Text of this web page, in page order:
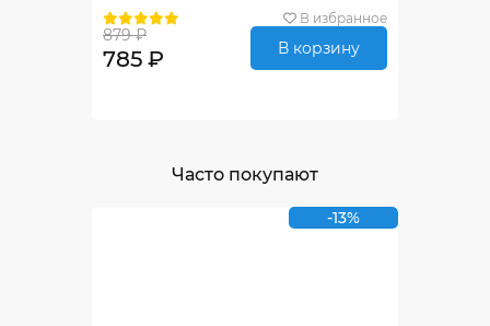
В избранное
879 ₽
785 ₽ В корзину
Часто покупают
-13%